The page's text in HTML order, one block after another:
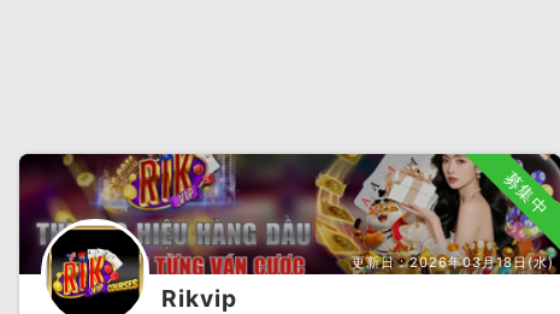
募集中
更新日：2026年03月18日(水)
Rikvip